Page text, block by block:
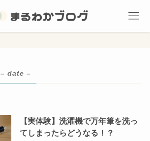
– date –
【実体験】洗濯機で万年筆を洗っ
てしまったらどうなる！？